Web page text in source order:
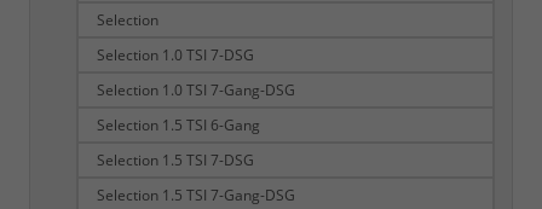
Selection
Selection 1.0 TSI 7-DSG
Selection 1.0 TSI 7-Gang-DSG
Selection 1.5 TSI 6-Gang
Selection 1.5 TSI 7-DSG
Selection 1.5 TSI 7-Gang-DSG